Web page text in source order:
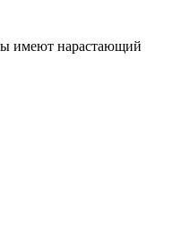
имеют нарастающий